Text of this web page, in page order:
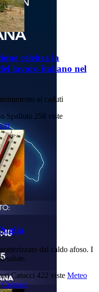
celebra la
lavoro italiano nel
ai caduti
Spalluto 258 viste
dal caldo afoso. I
salute.
Catucci 422 viste Meteo
Cronaca